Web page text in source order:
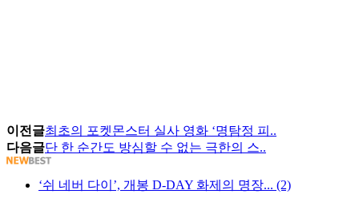
이전글최초의 포켓몬스터 실사 영화 ‘명탐정 피..
다음글단 한 순간도 방심할 수 없는 극한의 스..
‘쉬 네버 다이’, 개봉 D-DAY 화제의 명장... (2)